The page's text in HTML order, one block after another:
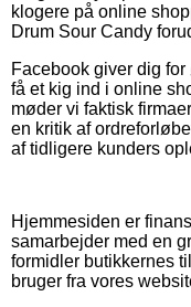
klogere på online
Drum Sour Candy
Facebook giver dig
få et kig ind i online
møder vi faktisk
en kritik af
af tidligere kunders
Hjemmesiden er
samarbejder med en
formidler butikkernes
bruger fra vores